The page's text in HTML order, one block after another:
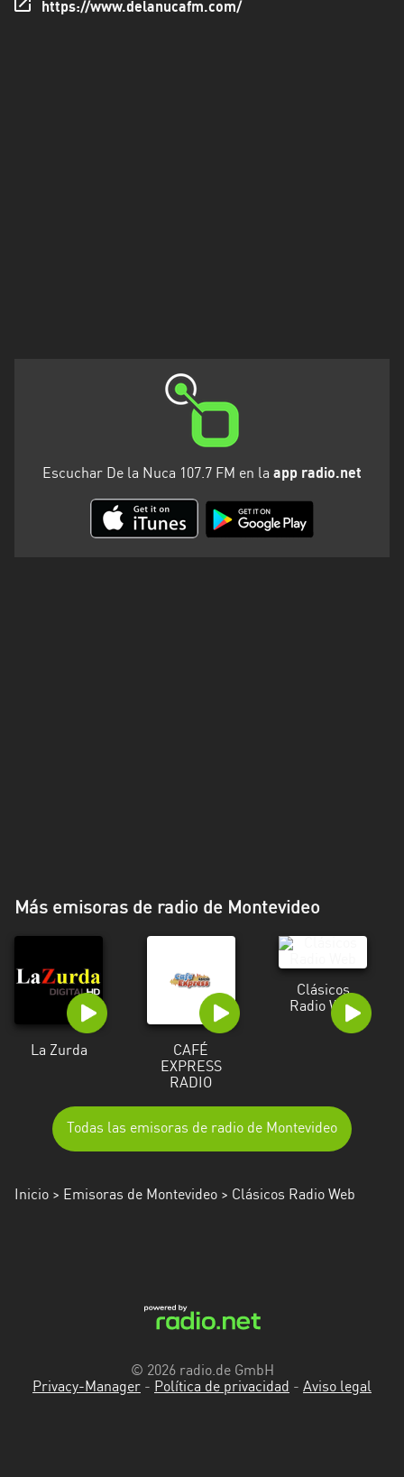
https://www.delanucafm.com/
Escuchar De la Nuca 107.7 FM en la app radio.net
Más emisoras de radio de Montevideo
La Zurda
CAFÉ
EXPRESS
RADIO
Clásicos
Radio Web
Todas las emisoras de radio de Montevideo
Inicio > Emisoras de Montevideo > Clásicos Radio Web
© 2026 radio.de GmbH
Privacy-Manager - Política de privacidad - Aviso legal